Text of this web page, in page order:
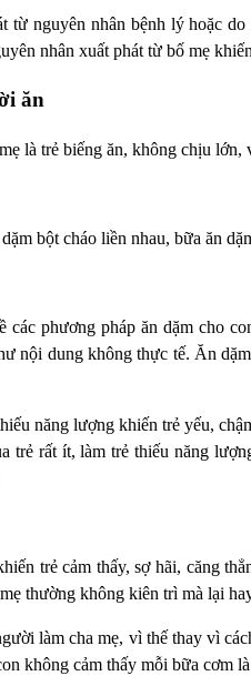
từ nguyên nhân bệnh lý hoặc
nhân xuất phát từ bố mẹ
ăn
là trẻ biếng ăn, không chịu
bột cháo liền nhau, bữa ăn
phương pháp ăn dặm cho
nội dung không thực tế. Ăn
năng lượng khiến trẻ yếu,
rất ít, làm trẻ thiếu năng
trẻ cảm thấy, sợ hãi, căng
thường không kiên trì mà lại
làm cha mẹ, vì thế thay vì
không cảm thấy mỗi bữa cơm